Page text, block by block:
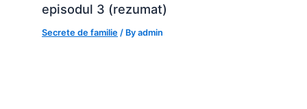
episodul 3 (rezumat)
Secrete de familie / Byadmin